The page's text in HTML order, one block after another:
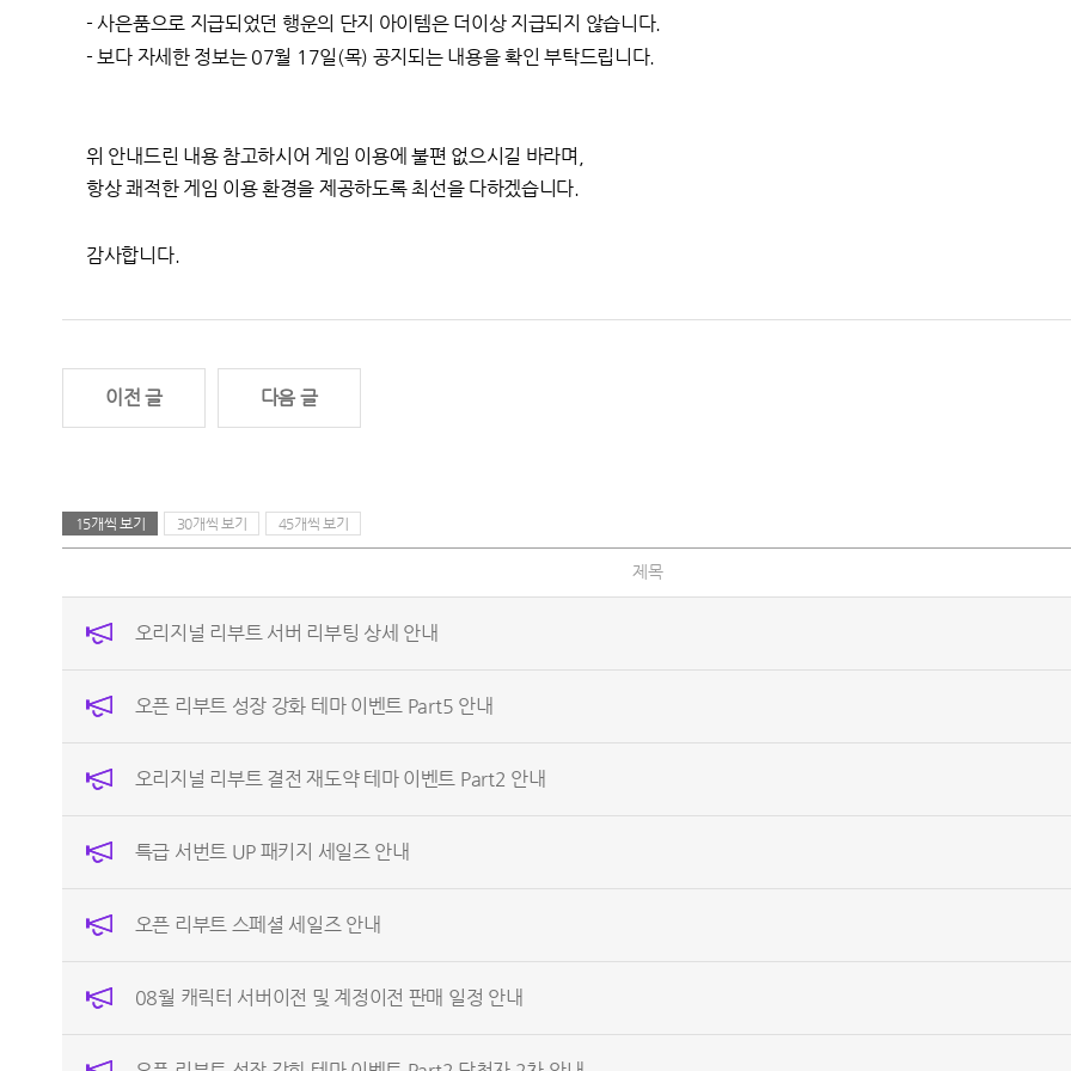
-사은품으로 지급되었던 행운의 단지 아이템은 더이상 지급되지 않습니다.
- 보다 자세한 정보는 07월 17일(목) 공지되는 내용을 확인 부탁드립니다.
위 안내드린 내용 참고하시어 게임 이용에 불편 없으시길 바라며,
항상 쾌적한 게임 이용 환경을 제공하도록 최선을 다하겠습니다.
감사합니다.
이전 글 다음 글
15개씩 보기 30개씩 보기 45개씩 보기
제목
오리지널 리부트 서버 리부팅 상세 안내
오픈 리부트 성장 강화 테마 이벤트 Part5 안내
오리지널 리부트 결전 재도약 테마 이벤트 Part2 안내
특급 서번트 UP 패키지 세일즈 안내
오픈 리부트 스페셜 세일즈 안내
08월 캐릭터 서버이전 및 계정이전 판매 일정 안내